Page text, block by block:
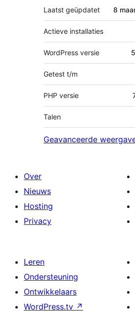
Laatst geüpdatet 8
Actieve installaties
WordPress versie
Getest t/m
PHP versie
Talen
Geavanceerde
Over
Nieuws
Hosting
Privacy
Leren
Ondersteuning
Ontwikkelaars
WordPress.tv ↗